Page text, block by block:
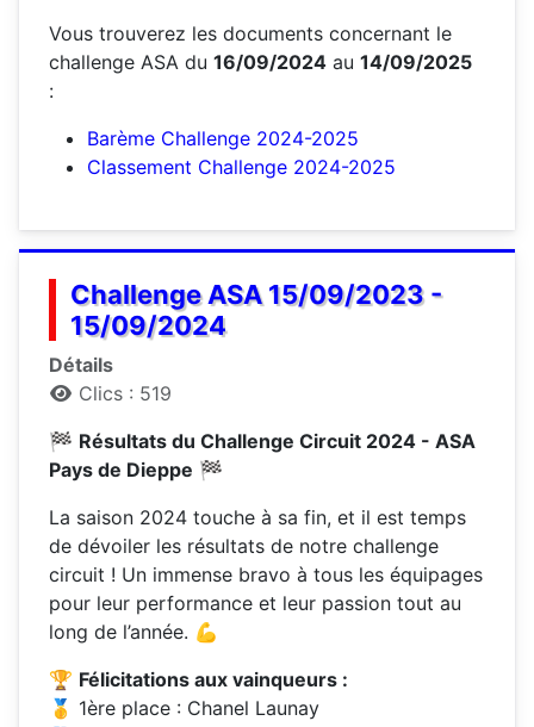
Vous trouverez les documents concernant le
challenge ASA du 16/09/2024 au 14/09/2025
:
Barème Challenge 2024-2025
Classement Challenge 2024-2025
Challenge ASA 15/09/2023 -
15/09/2024
Détails
Clics : 519
🏁 Résultats du Challenge Circuit 2024 - ASA
Pays de Dieppe 🏁
La saison 2024 touche à sa fin, et il est temps
de dévoiler les résultats de notre challenge
circuit ! Un immense bravo à tous les équipages
pour leur performance et leur passion tout au
long de l’année. 💪
🏆 Félicitations aux vainqueurs :
🥇 1ère place : Chanel Launay